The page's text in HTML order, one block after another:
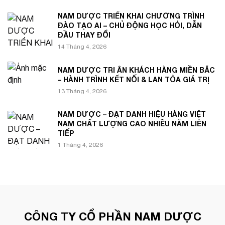
NAM DƯỢC TRIỂN KHAI CHƯƠNG TRÌNH
ĐÀO TẠO AI – CHỦ ĐỘNG HỌC HỎI, DẪN
ĐẦU THAY ĐỔI
14 Tháng 4, 2026
NAM DƯỢC TRI ÂN KHÁCH HÀNG MIỀN BẮC
– HÀNH TRÌNH KẾT NỐI & LAN TỎA GIÁ TRỊ
13 Tháng 4, 2026
NAM DƯỢC – ĐẠT DANH HIỆU HÀNG VIỆT
NAM CHẤT LƯỢNG CAO NHIỀU NĂM LIÊN
TIẾP
1 Tháng 4, 2026
CÔNG TY CỔ PHẦN NAM DƯỢC